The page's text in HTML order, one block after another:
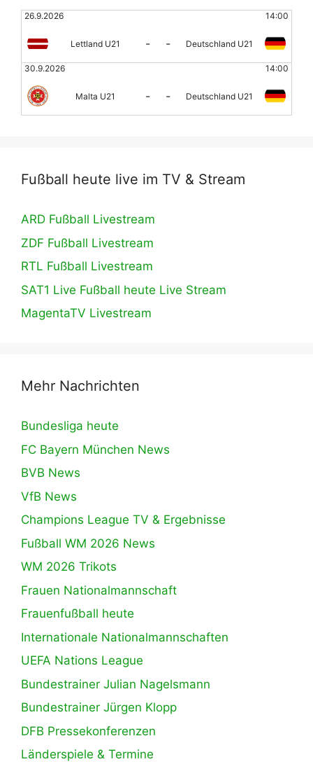
26.9.2026 14:00
Lettland U21 - - Deutschland U21
30.9.2026 14:00
Malta U21 - - Deutschland U21
Fußball heute live im TV & Stream
ARD Fußball Livestream
ZDF Fußball Livestream
RTL Fußball Livestream
SAT1 Live Fußball heute Live Stream
MagentaTV Livestream
Mehr Nachrichten
Bundesliga heute
FC Bayern München News
BVB News
VfB News
Champions League TV & Ergebnisse
Fußball WM 2026 News
WM 2026 Trikots
Frauen Nationalmannschaft
Frauenfußball heute
Internationale Nationalmannschaften
UEFA Nations League
Bundestrainer Julian Nagelsmann
Bundestrainer Jürgen Klopp
DFB Pressekonferenzen
Länderspiele & Termine